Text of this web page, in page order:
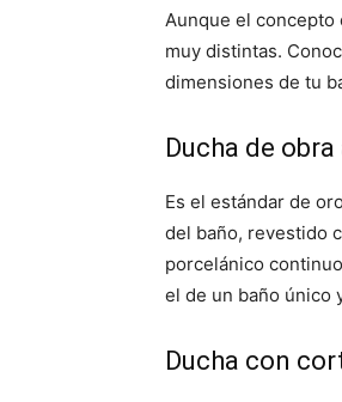
Aunque el concepto
muy distintas.
dimensiones de tu
Ducha de
Es el estándar de
del baño, revestido
porcelánico
el de un baño único
Ducha con